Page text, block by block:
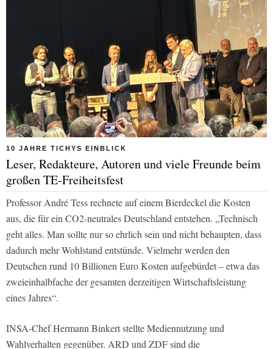
10 JAHRE TICHYS EINBLICK
Leser, Redakteure, Autoren und viele Freunde beim
großen TE-Freiheitsfest
Professor André Tess rechnete auf einem Bierdeckel die Kosten
aus, die für ein CO2-neutrales Deutschland entstehen. „Technisch
geht alles. Man sollte nur so ehrlich sein und nicht behaupten, dass
dadurch mehr Wohlstand entstünde. Vielmehr werden den
Deutschen rund 10 Billionen Euro Kosten aufgebürdet – etwa das
zweieinhalbfache der gesamten derzeitigen Wirtschaftsleistung
eines Jahres“.
INSA-Chef Hermann Binkert stellte Mediennutzung und
Wahlverhalten gegenüber. ARD und ZDF sind die